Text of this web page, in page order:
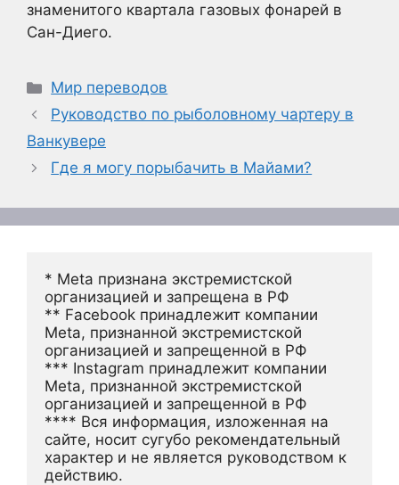
знаменитого квартала газовых фонарей в
Сан-Диего.
Рубрики
Мир переводов
Руководство по рыболовному чартеру в
Ванкувере
Где я могу порыбачить в Майами?
* Meta признана экстремистской
организацией и запрещена в РФ
** Facebook принадлежит компании
Meta, признанной экстремистской
организацией и запрещенной в РФ
*** Instagram принадлежит компании
Meta, признанной экстремистской
организацией и запрещенной в РФ
**** Вся информация, изложенная на
сайте, носит сугубо рекомендательный
характер и не является руководством к
действию.